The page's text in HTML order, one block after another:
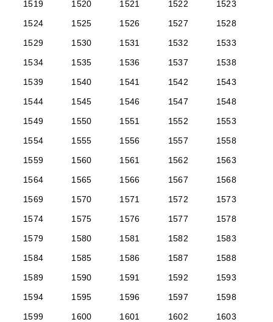
1519
1520 1521 1522
1523
1524
1525 1526 1527
1528
1529
1530 1531 1532
1533
1534
1535 1536 1537
1538
1539
1540 1541 1542
1543
1544
1545 1546 1547
1548
1549
1550 1551 1552
1553
1554
1555 1556 1557
1558
1559
1560 1561 1562
1563
1564
1565 1566 1567
1568
1569
1570 1571 1572
1573
1574
1575 1576 1577
1578
1579
1580 1581 1582
1583
1584
1585 1586 1587
1588
1589
1590 1591 1592
1593
1594
1595 1596 1597
1598
1599
1600 1601 1602
1603